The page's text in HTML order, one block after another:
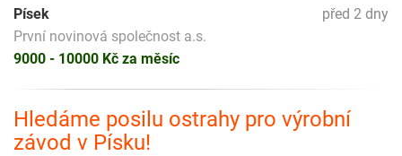
před 2 dny
Písek
První novinová společnost a.s.
9000 - 10000 Kč za měsíc
Hledáme posilu ostrahy pro výrobní
závod v Písku!